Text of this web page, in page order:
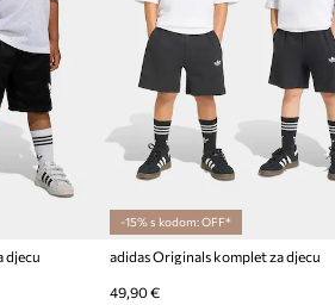
djecu
-15% s kodom: OFF*
adidas Originals komplet za djecu
49,90 €